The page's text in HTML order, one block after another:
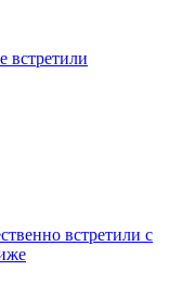
встретили
встретили с